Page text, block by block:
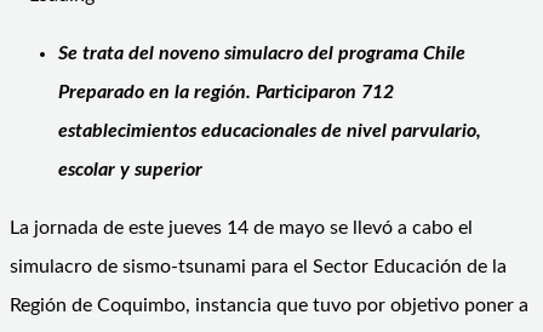
Se trata del noveno simulacro del programa Chile
Preparado en la región. Participaron 712
establecimientos educacionales de nivel parvulario,
escolar y superior
La jornada de este jueves 14 de mayo se llevó a cabo el
simulacro de sismo-tsunami para el Sector Educación de la
Región de Coquimbo, instancia que tuvo por objetivo poner a